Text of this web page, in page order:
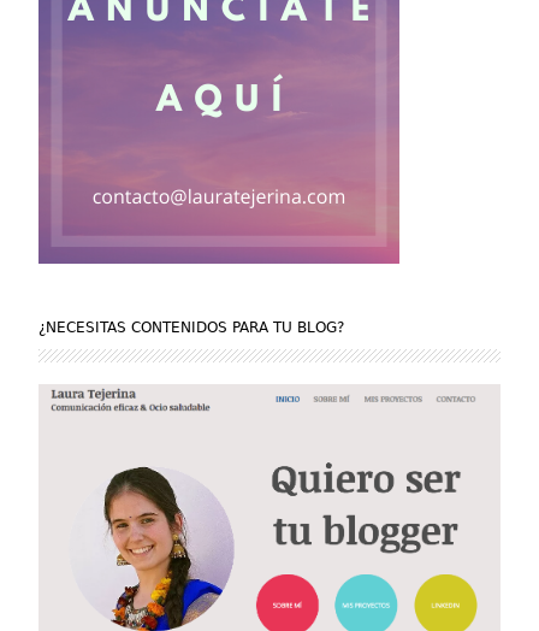
¿NECESITAS CONTENIDOS PARA TU BLOG?